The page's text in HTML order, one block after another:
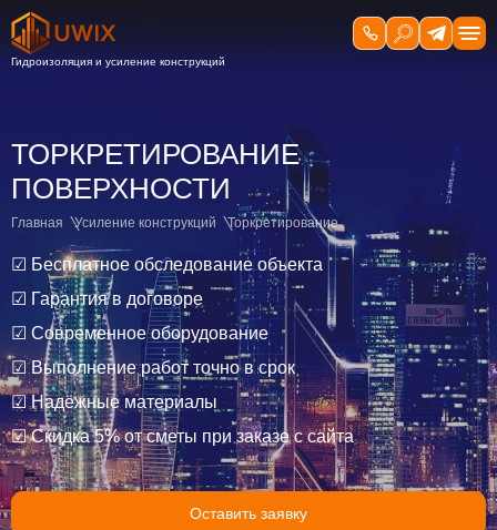
ТОРКРЕТИРОВАНИЕ
ПОВЕРХНОСТИ
Главная Усиление конструкций Торкретирование
☑ Бесплатное обследование объекта
☑ Гарантия в договоре
☑ Современное оборудование
☑ Выполнение работ точно в срок
☑ Надёжные материалы
☑ Скидка 5% от сметы при заказе с сайта
Оставить заявку